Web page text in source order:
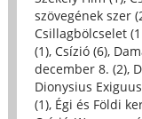
szövegének szer
Csillagbölcselet
(1), Csízió (6),
december 8. (2),
Dionysius
(1), Égi és Földi